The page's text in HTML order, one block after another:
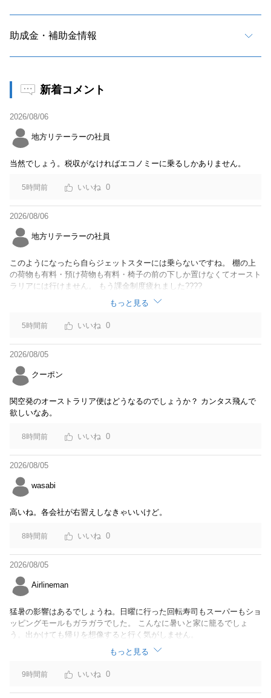
助成金・補助金情報
新着コメント
2026/08/06
地方リテーラーの社員
当然でしょう。税収がなければエコノミーに乗るしかありません。
5時間前 0
2026/08/06
地方リテーラーの社員
このようになったら自らジェットスターには乗らないですね。 棚の上
の荷物も有料・預け荷物も有料・椅子の前の下しか置けなくてオースト
ラリアには行けません。 もう課金制度疲れました????
もっと見る
5時間前 0
2026/08/05
クーポン
関空発のオーストラリア便はどうなるのでしょうか？ カンタス飛んで
欲しいなあ。
8時間前 0
2026/08/05
wasabi
高いね。各会社が右習えしなきゃいいけど。
8時間前 0
2026/08/05
Airlineman
猛暑の影響はあるでしょうね。日曜に行った回転寿司もスーパーもショ
ッピングモールもガラガラでした。 こんなに暑いと家に籠るでしょ
う。出かけても帰りを想像すると行く気がしません。
もっと見る
9時間前 0